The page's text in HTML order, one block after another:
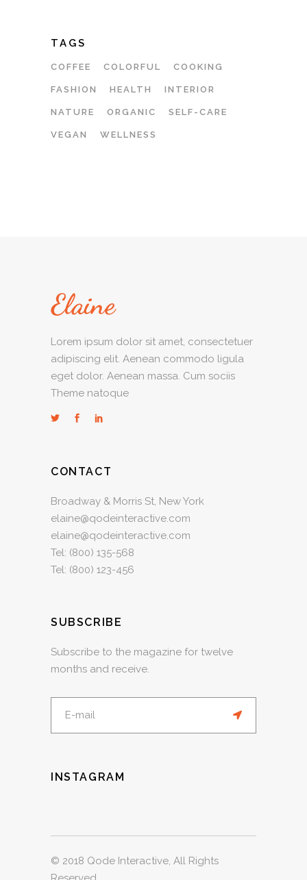
TAGS
COFFEE COLORFUL COOKING
FASHION HEALTH INTERIOR
NATURE ORGANIC SELF-CARE
VEGAN WELLNESS
Lorem ipsum dolor sit amet, consectetuer
adipiscing elit. Aenean commodo ligula
eget dolor. Aenean massa. Cum sociis
Theme natoque
CONTACT
Broadway & Morris St, New York
elaine@qodeinteractive.com
elaine@qodeinteractive.com
Tel: (800) 135-568
Tel: (800) 123-456
SUBSCRIBE
Subscribe to the magazine for twelve
months and receive.
INSTAGRAM
© 2018 Qode Interactive, All Rights